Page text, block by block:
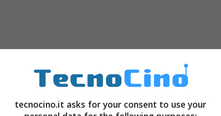
tecnocino.it asks for your consent to use your